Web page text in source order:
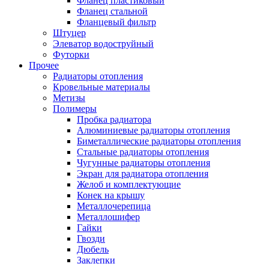
Фланец стальной
Фланцевый фильтр
Штуцер
Элеватор водоструйный
Футорки
Прочее
Радиаторы отопления
Кровельные материалы
Метизы
Полимеры
Пробка радиатора
Алюминиевые радиаторы отопления
Биметаллические радиаторы отопления
Стальные радиаторы отопления
Чугунные радиаторы отопления
Экран для радиатора отопления
Желоб и комплектующие
Конек на крышу
Металлочерепица
Металлошифер
Гайки
Гвозди
Дюбель
Заклепки